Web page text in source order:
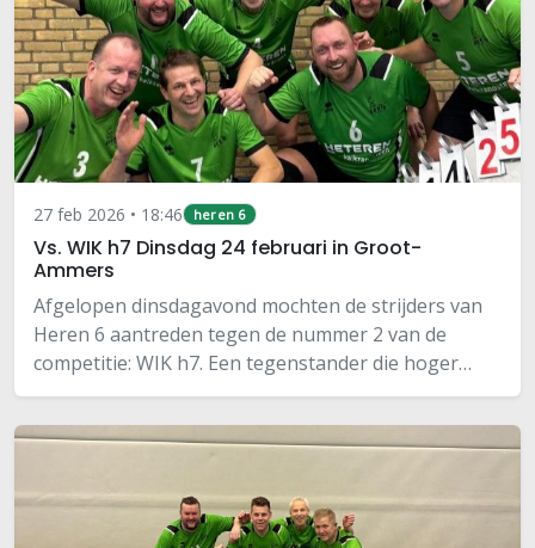
27 feb 2026 • 18:46 heren 6
Vs. WIK h7 Dinsdag 24 februari in Groot-
Ammers
Afgelopen dinsdagavond mochten de strijders van
Heren 6 aantreden tegen de nummer 2 van de
competitie: WIK h7. Een tegenstander die hoger
staat, maar hé… zoals Arjen van de Heuvel vooraf al
filosofisch stelde: “We hebben dus een kans.” En…